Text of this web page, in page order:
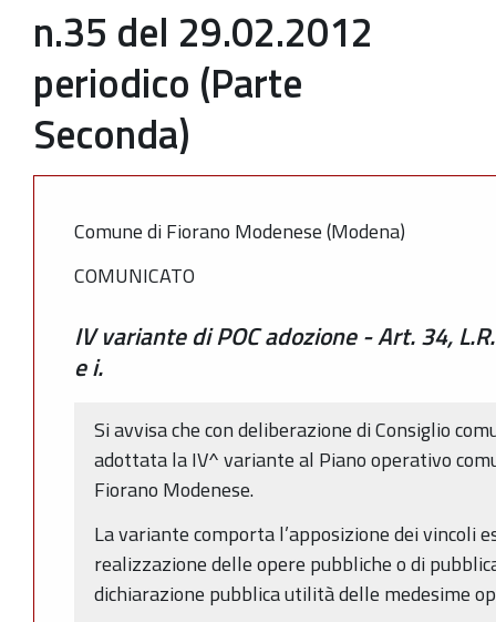
n.35 del 29.02.2012
periodico (Parte
Seconda)
Comune di Fiorano Modenese (Modena)
COMUNICATO
IV variante di POC adozione - Art. 34,
e i.
Si avvisa che con deliberazione di Consiglio
adottata la IV^ variante al Piano operativo
Fiorano Modenese.
La variante comporta l’apposizione dei vincoli
realizzazione delle opere pubbliche o di
dichiarazione pubblica utilità delle medesime